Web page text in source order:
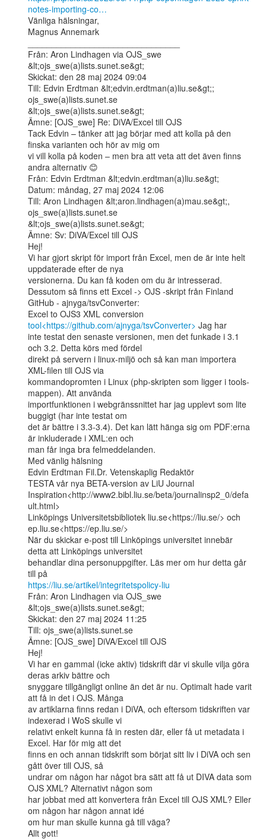
notes-importing-co…
Vänliga hälsningar,
Magnus Annemark
Från: Aron Lindhagen via OJS_swe
&lt;ojs_swe(a)lists.sunet.se&gt;
Skickat: den 28 maj 2024 09:04
Till: Edvin Erdtman &lt;edvin.erdtman(a)liu.se&gt;;
ojs_swe(a)lists.sunet.se
&lt;ojs_swe(a)lists.sunet.se&gt;
Ämne: [OJS_swe] Re: DiVA/Excel till OJS
Tack Edvin – tänker att jag börjar med att kolla på den
finska varianten och hör av mig om
vi vill kolla på koden – men bra att veta att det även finns
andra alternativ 😊
Från: Edvin Erdtman &lt;edvin.erdtman(a)liu.se&gt;
Datum: måndag, 27 maj 2024 12:06
Till: Aron Lindhagen &lt;aron.lindhagen(a)mau.se&gt;,
ojs_swe(a)lists.sunet.se
&lt;ojs_swe(a)lists.sunet.se&gt;
Ämne: Sv: DiVA/Excel till OJS
Hej!
Vi har gjort skript för import från Excel, men de är inte helt
uppdaterade efter de nya
versionerna. Du kan få koden om du är intresserad.
Dessutom så finns ett Excel -> OJS -skript från Finland
GitHub - ajnyga/tsvConverter:
tool<https://github.com/ajnyga/tsvConverter> Jag har
inte testat den senaste versionen, men det funkade i 3.1
och 3.2. Detta körs med fördel
direkt på servern i linux-miljö och så kan man importera
XML-filen till OJS via
kommandopromten i Linux (php-skripten som ligger i tools-
mappen). Att använda
importfunktionen i webgränssnittet har jag upplevt som lite
buggigt (har inte testat om
det är bättre i 3.3-3.4). Det kan lätt hänga sig om PDF:erna
är inkluderade i XML:en och
man får inga bra felmeddelanden.
Med vänlig hälsning
Edvin Erdtman Fil.Dr. Vetenskaplig Redaktör
TESTA vår nya BETA-version av LiU Journal
Inspiration<http://www2.bibl.liu.se/beta/journalinsp2_0/defa
ult.html>
Linköpings Universitetsbibliotek liu.se<https://liu.se/> och
ep.liu.se<https://ep.liu.se/>
När du skickar e-post till Linköpings universitet innebär
detta att Linköpings universitet
behandlar dina personuppgifter. Läs mer om hur detta går
https://liu.se/artikel/integritetspolicy-liu
Från: Aron Lindhagen via OJS_swe
&lt;ojs_swe(a)lists.sunet.se&gt;
Skickat: den 27 maj 2024 11:25
Till: ojs_swe(a)lists.sunet.se
Ämne: [OJS_swe] DiVA/Excel till OJS
Hej!
Vi har en gammal (icke aktiv) tidskrift där vi skulle vilja göra
deras arkiv bättre och
snyggare tillgängligt online än det är nu. Optimalt hade varit
att få in det i OJS. Många
av artiklarna finns redan i DiVA, och eftersom tidskriften var
indexerad i WoS skulle vi
relativt enkelt kunna få in resten där, eller få ut metadata i
Excel. Har för mig att det
finns en och annan tidskrift som börjat sitt liv i DiVA och sen
gått över till OJS, så
undrar om någon har något bra sätt att få ut DIVA data som
OJS XML? Alternativt någon som
har jobbat med att konvertera från Excel till OJS XML? Eller
om någon har någon annat idé
om hur man skulle kunna gå till väga?
Allt gott!